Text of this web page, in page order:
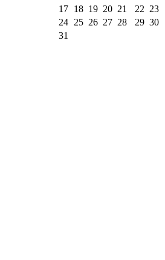
17
18 19 20 21 22 23
24
25 26 27 28 29 30
31